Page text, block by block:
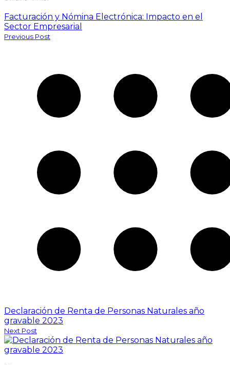
Facturación y Nómina Electrónica: Impacto en el
Sector Empresarial
Previous Post
Declaración de Renta de Personas Naturales año
gravable 2023
Next Post